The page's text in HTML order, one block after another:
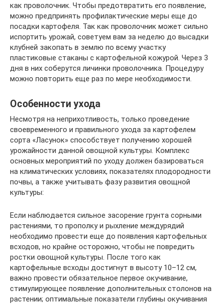
как проволочник. Чтобы предотвратить его появление,
можно предпринять профилактические меры еще до
посадки картофеля. Так как проволочник может сильно
испортить урожай, советуем вам за неделю до высадки
клубней закопать в землю по всему участку
пластиковые стаканы с картофельной кожурой. Через 3
дня в них соберутся личинки проволочника. Процедуру
можно повторить еще раз по мере необходимости.
Особенности ухода
Несмотря на неприхотливость, только проведение
своевременного и правильного ухода за картофелем
сорта «Ласунок» способствует получению хорошей
урожайности данной овощной культуры. Комплекс
основных мероприятий по уходу должен базироваться
на климатических условиях, показателях плодородности
почвы, а также учитывать фазу развития овощной
культуры:
Если наблюдается сильное засорение грунта сорными
растениями, то прополку и рыхление междурядий
необходимо провести еще до появления картофельных
всходов, но крайне осторожно, чтобы не повредить
ростки овощной культуры. После того как
картофельные всходы достигнут в высоту 10–12 см,
важно провести обязательное первое окучивание,
стимулирующее появление дополнительных столонов на
растении; оптимальные показатели глубины окучивания